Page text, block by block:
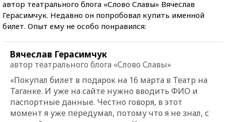
автор театрального блога «Слово Славы» Вячеслав
Герасимчук. Недавно он попробовал купить именной
билет. Опыт ему не особо понравился:
Вячеслав Герасимчук
автор театрального блога «Слово Славы»
«Покупал билет в подарок на 16 марта в Театр на
Таганке. И уже на сайте нужно вводить ФИО и
паспортные данные. Честно говоря, в этот
момент я уже передумал, потому что я не знал, с